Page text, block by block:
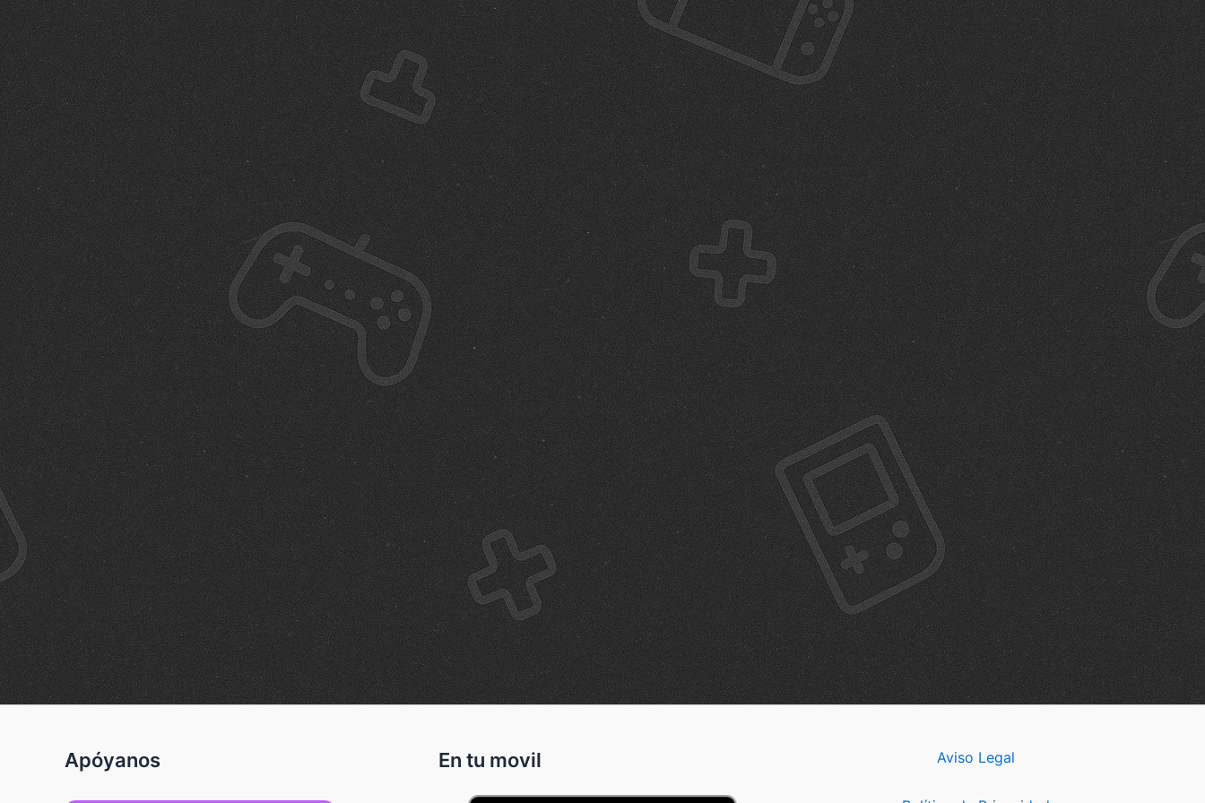
Apóyanos En tu movil Aviso Legal